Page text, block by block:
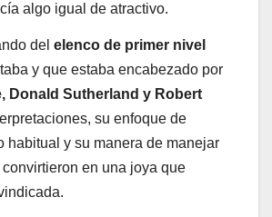
algo igual de atractivo.
del elenco de primer nivel
y que estaba encabezado por
Donald Sutherland y Robert
su enfoque de
habitual y su manera de manejar
en una joya que